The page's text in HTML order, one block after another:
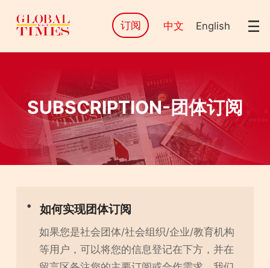
中文 English
订阅
SUBSCRIPTION-团体订阅
如何实现团体订阅
如果您是社会团体/社会组织/企业/教育机构
等用户，可以将您的信息登记在下方，并在